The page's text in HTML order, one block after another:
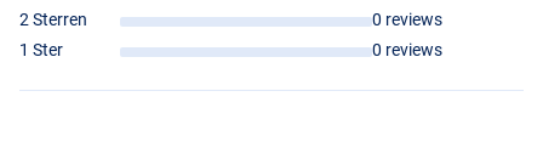
2 Sterren
0 reviews
1 Ster
0 reviews